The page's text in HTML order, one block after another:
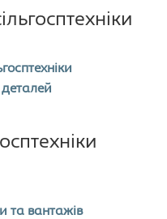
та вантажів